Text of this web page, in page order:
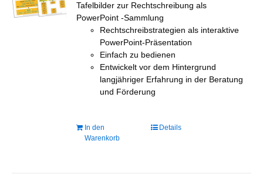
Tafelbilder zur Rechtschreibung als
PowerPoint -Sammlung
Rechtschreibstrategien als interaktive
PowerPoint-Präsentation
Einfach zu bedienen
Entwickelt vor dem Hintergrund
langjähriger Erfahrung in der Beratung
und Förderung
In den
Warenkorb
Details